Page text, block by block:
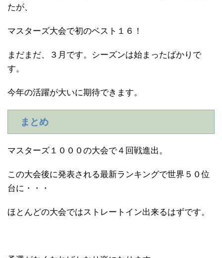
たが、
マスターズ大会で初のベスト１６！
まだまだ、３月です。シーズンは始まったばかりで
す。
今年の活躍が大いに期待できます。
まとめ
マスターズ１０００の大会で４回戦進出。
この大会後に発表される最新ランキングで世界５０位
台に・・・
ほとんどの大会ではストレートイン出来るはずです。